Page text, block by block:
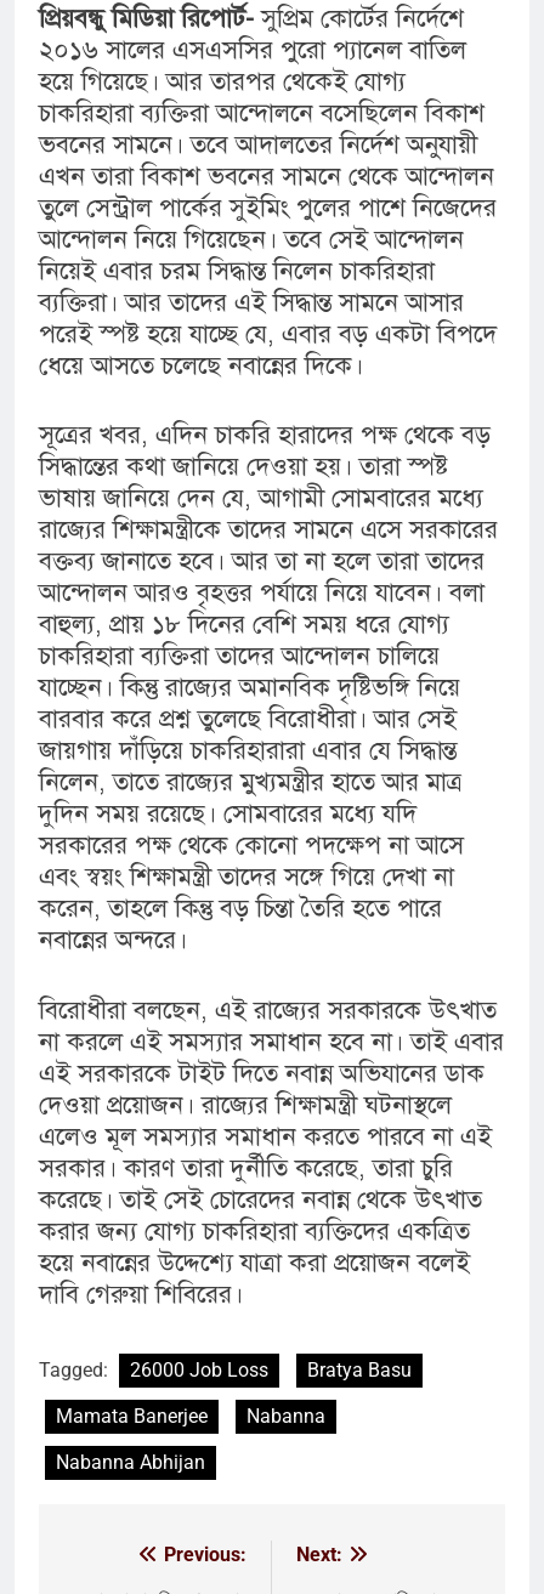
প্রিয়বন্ধু মিডিয়া রিপোর্ট-সুপ্রিম কোর্টের নির্দেশে
২০১৬ সালের এসএসসির পুরো প্যানেল বাতিল
হয়ে গিয়েছে। আর তারপর থেকেই যোগ্য
চাকরিহারা ব্যক্তিরা আন্দোলনে বসেছিলেন বিকাশ
ভবনের সামনে। তবে আদালতের নির্দেশ অনুযায়ী
এখন তারা বিকাশ ভবনের সামনে থেকে আন্দোলন
তুলে সেন্ট্রাল পার্কের সুইমিং পুলের পাশে নিজেদের
আন্দোলন নিয়ে গিয়েছেন। তবে সেই আন্দোলন
নিয়েই এবার চরম সিদ্ধান্ত নিলেন চাকরিহারা
ব্যক্তিরা। আর তাদের এই সিদ্ধান্ত সামনে আসার
পরেই স্পষ্ট হয়ে যাচ্ছে যে, এবার বড় একটা বিপদে
ধেয়ে আসতে চলেছে নবান্নের দিকে।
সূত্রের খবর, এদিন চাকরি হারাদের পক্ষ থেকে বড়
সিদ্ধান্তের কথা জানিয়ে দেওয়া হয়। তারা স্পষ্ট
ভাষায় জানিয়ে দেন যে, আগামী সোমবারের মধ্যে
রাজ্যের শিক্ষামন্ত্রীকে তাদের সামনে এসে সরকারের
বক্তব্য জানাতে হবে। আর তা না হলে তারা তাদের
আন্দোলন আরও বৃহত্তর পর্যায়ে নিয়ে যাবেন। বলা
বাহুল্য, প্রায় ১৮ দিনের বেশি সময় ধরে যোগ্য
চাকরিহারা ব্যক্তিরা তাদের আন্দোলন চালিয়ে
যাচ্ছেন। কিন্তু রাজ্যের অমানবিক দৃষ্টিভঙ্গি নিয়ে
বারবার করে প্রশ্ন তুলেছে বিরোধীরা। আর সেই
জায়গায় দাঁড়িয়ে চাকরিহারারা এবার যে সিদ্ধান্ত
নিলেন, তাতে রাজ্যের মুখ্যমন্ত্রীর হাতে আর মাত্র
দুদিন সময় রয়েছে। সোমবারের মধ্যে যদি
সরকারের পক্ষ থেকে কোনো পদক্ষেপ না আসে
এবং স্বয়ং শিক্ষামন্ত্রী তাদের সঙ্গে গিয়ে দেখা না
করেন, তাহলে কিন্তু বড় চিন্তা তৈরি হতে পারে
নবান্নের অন্দরে।
বিরোধীরা বলছেন, এই রাজ্যের সরকারকে উৎখাত
না করলে এই সমস্যার সমাধান হবে না। তাই এবার
এই সরকারকে টাইট দিতে নবান্ন অভিযানের ডাক
দেওয়া প্রয়োজন। রাজ্যের শিক্ষামন্ত্রী ঘটনাস্থলে
এলেও মূল সমস্যার সমাধান করতে পারবে না এই
সরকার। কারণ তারা দুর্নীতি করেছে, তারা চুরি
করেছে। তাই সেই চোরেদের নবান্ন থেকে উৎখাত
করার জন্য যোগ্য চাকরিহারা ব্যক্তিদের একত্রিত
হয়ে নবান্নের উদ্দেশ্যে যাত্রা করা প্রয়োজন বলেই
দাবি গেরুয়া শিবিরের।
Tagged: 26000 Job Loss
Bratya Basu
Mamata Banerjee
Nabanna
Nabanna Abhijan
Previous:
Next: